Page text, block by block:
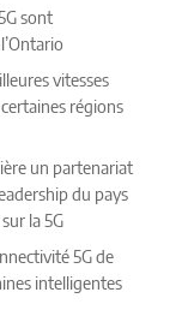
sont
vitesses
régions
un partenariat
du pays
la 5G
5G de
intelligentes